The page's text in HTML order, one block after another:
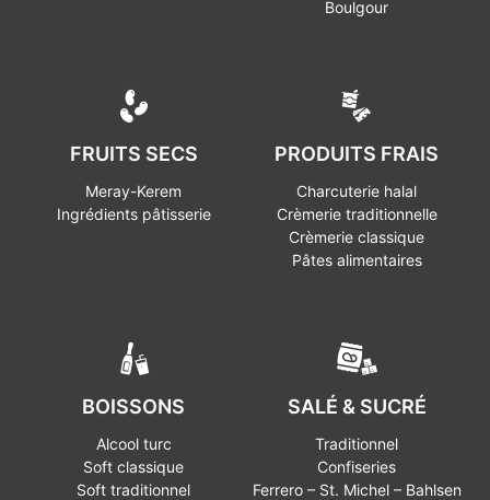
Boulgour
FRUITS SECS
Meray-Kerem
Ingrédients pâtisserie
PRODUITS FRAIS
Charcuterie halal
Crèmerie traditionnelle
Crèmerie classique
Pâtes alimentaires
BOISSONS
Alcool turc
Soft classique
Soft traditionnel
SALÉ & SUCRÉ
Traditionnel
Confiseries
Ferrero – St. Michel – Bahlsen